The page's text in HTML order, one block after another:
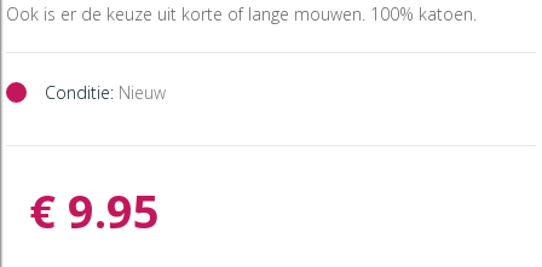
Ook is er de keuze uit korte of lange mouwen. 100% katoen.
Conditie: Nieuw
€ 9.95